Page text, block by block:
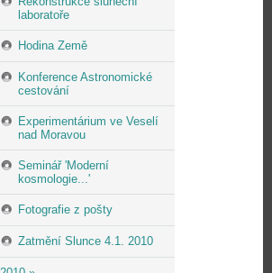
laboratoře
Hodina Země
Konference Astronomické
cestování
Experimentárium ve Veselí
nad Moravou
Seminář 'Moderní
kosmologie...'
Fotografie z pošty
Zatmění Slunce 4.1. 2010